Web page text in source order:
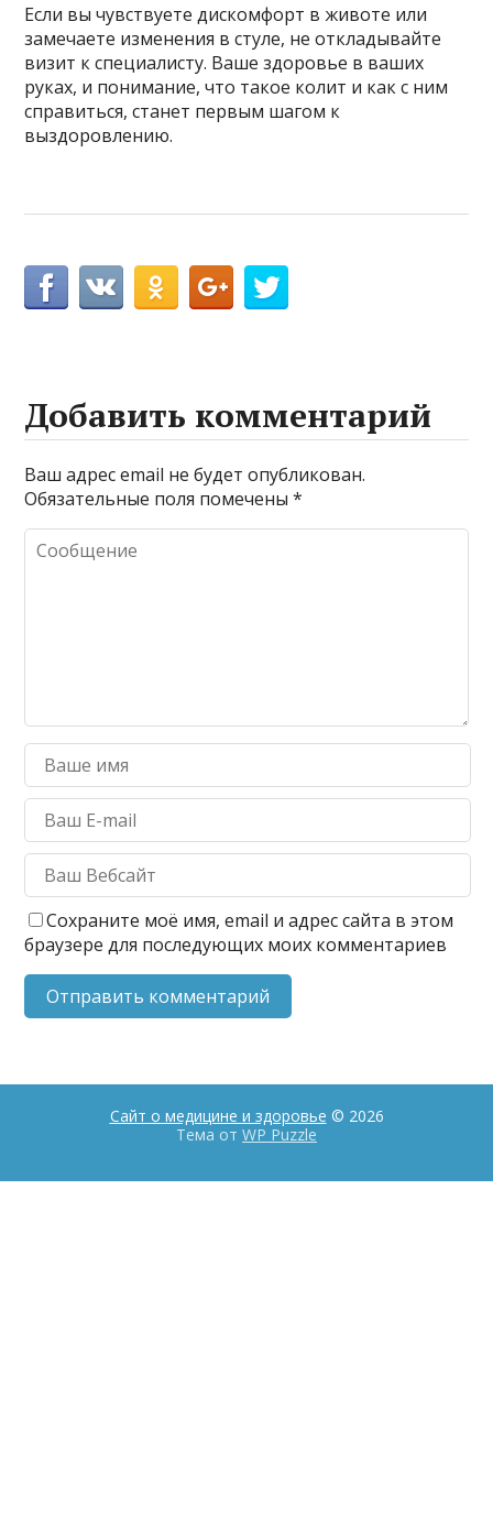
Если вы чувствуете дискомфорт в животе или
замечаете изменения в стуле, не откладывайте
визит к специалисту. Ваше здоровье в ваших
руках, и понимание, что такое колит и как с ним
справиться, станет первым шагом к
выздоровлению.
Добавить комментарий
Ваш адрес email не будет опубликован.
Обязательные поля помечены*
Сохраните моё имя, email и адрес сайта в этом
браузере для последующих моих комментариев
Сайт о медицине и здоровье © 2026
Тема от WP Puzzle